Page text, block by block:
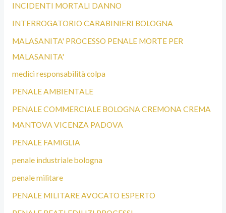
INCIDENTI MORTALI DANNO
INTERROGATORIO CARABINIERI BOLOGNA
MALASANITA' PROCESSO PENALE MORTE PER
MALASANITA'
medici responsabilità colpa
PENALE AMBIENTALE
PENALE COMMERCIALE BOLOGNA CREMONA CREMA
MANTOVA VICENZA PADOVA
PENALE FAMIGLIA
penale industriale bologna
penale militare
PENALE MILITARE AVOCATO ESPERTO